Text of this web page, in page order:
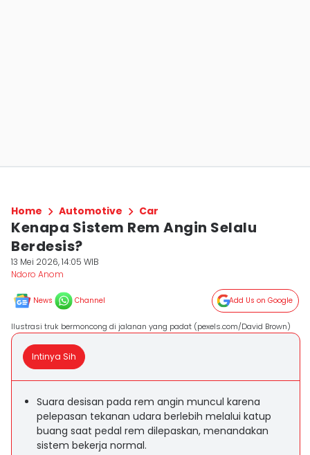
Home Automotive Car
Kenapa Sistem Rem Angin Selalu
Berdesis?
13 Mei 2026, 14:05 WIB
Ndoro Anom
News Channel Add Us on Google
Ilustrasi truk bermoncong di jalanan yang padat (pexels.com/David Brown)
Intinya Sih
Suara desisan pada rem angin muncul karena
pelepasan tekanan udara berlebih melalui katup
buang saat pedal rem dilepaskan, menandakan
sistem bekerja normal.